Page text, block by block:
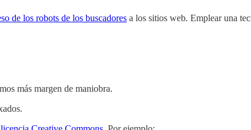
de los robots de los buscadores a los sitios web. Emplear una
más margen de maniobra.